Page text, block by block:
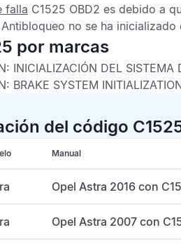
falla C1525 OBD2 es debido a
no se ha inicializado
por marcas
INICIALIZACIÓN DEL SISTEMA
BRAKE SYSTEM
del código
Manual
Opel Astra 2016 con
Opel Astra 2007 con